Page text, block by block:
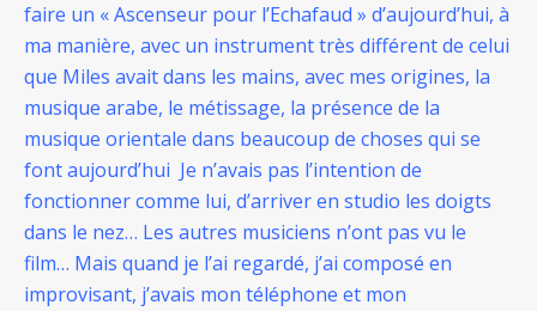
faire un « Ascenseur pour l’Echafaud » d’aujourd’hui, à
ma manière, avec un instrument très différent de celui
que Miles avait dans les mains, avec mes origines, la
musique arabe, le métissage, la présence de la
musique orientale dans beaucoup de choses qui se
font aujourd’hui Je n’avais pas l’intention de
fonctionner comme lui, d’arriver en studio les doigts
dans le nez… Les autres musiciens n’ont pas vu le
film… Mais quand je l’ai regardé, j’ai composé en
improvisant, j’avais mon téléphone et mon